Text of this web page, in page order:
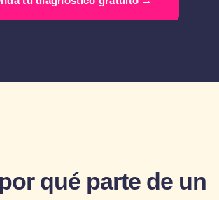
qué parte de un